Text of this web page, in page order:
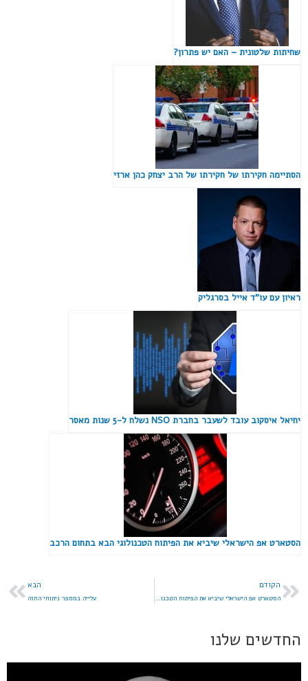
שחיתות שלטונית – האם יש פתרון?
הסתיימה חקירתו של חקירתו של הרב יצחק כהן ארזי
ראיון עם עו"ד אייל בסרגליק
יחיאל איסקוב עובד לשעבר בחברת NSO נשלח ל-5 שנות מאסר
הסטארט אפ הישראלי שיביא את הפיתוח הטכנולוגי הבא בתחום הרכב
הקודם
הסטארט אפ הישראלי שיביא את הפיתוח הטכנולוגי הבא בתחום הרכב
הבא
עלייה במספר ניתוחי החזה
החדשים שלנו